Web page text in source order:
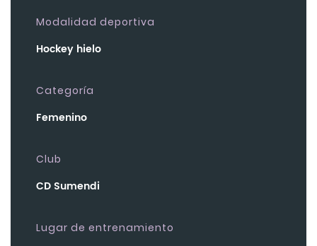
Modalidad deportiva
Hockey hielo
Categoría
Femenino
Club
CD Sumendi
Lugar de entrenamiento